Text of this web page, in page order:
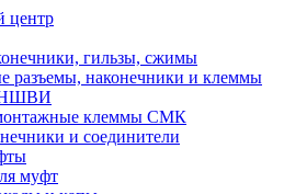
центр
гильзы, сжимы
разъемы, наконечники и клеммы
НШВИ
клеммы СМК
и соединители
муфт